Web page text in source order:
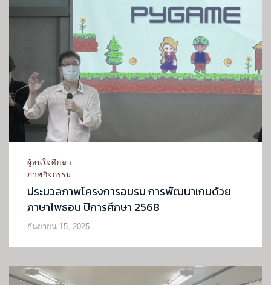
ผู้สนใจศึกษา
ภาพกิจกรรม
ประมวลภาพโครงการอบรม การพัฒนาเกมด้วย
ภาษาไพธอน ปีการศึกษา 2568
กันยายน 15, 2025